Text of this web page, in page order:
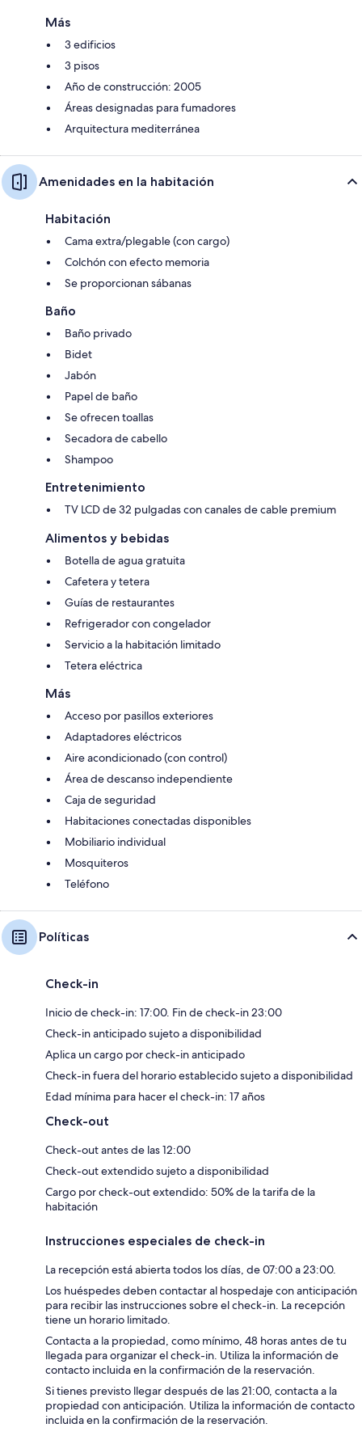
Más
3 edificios
3 pisos
Año de construcción: 2005
Áreas designadas para fumadores
Arquitectura mediterránea
Amenidades en la habitación
Habitación
Cama extra/plegable (con cargo)
Colchón con efecto memoria
Se proporcionan sábanas
Baño
Baño privado
Bidet
Jabón
Papel de baño
Se ofrecen toallas
Secadora de cabello
Shampoo
Entretenimiento
TV LCD de 32 pulgadas con canales de cable premium
Alimentos y bebidas
Botella de agua gratuita
Cafetera y tetera
Guías de restaurantes
Refrigerador con congelador
Servicio a la habitación limitado
Tetera eléctrica
Más
Acceso por pasillos exteriores
Adaptadores eléctricos
Aire acondicionado (con control)
Área de descanso independiente
Caja de seguridad
Habitaciones conectadas disponibles
Mobiliario individual
Mosquiteros
Teléfono
Políticas
Check-in
Inicio de check-in: 17:00. Fin de check-in 23:00
Check-in anticipado sujeto a disponibilidad
Aplica un cargo por check-in anticipado
Check-in fuera del horario establecido sujeto a disponibilidad
Edad mínima para hacer el check-in: 17 años
Check-out
Check-out antes de las 12:00
Check-out extendido sujeto a disponibilidad
Cargo por check-out extendido: 50% de la tarifa de la
habitación
Instrucciones especiales de check-in
La recepción está abierta todos los días, de 07:00 a 23:00.
Los huéspedes deben contactar al hospedaje con anticipación
para recibir las instrucciones sobre el check-in. La recepción
tiene un horario limitado.
Contacta a la propiedad, como mínimo, 48 horas antes de tu
llegada para organizar el check-in. Utiliza la información de
contacto incluida en la confirmación de la reservación.
Si tienes previsto llegar después de las 21:00, contacta a la
propiedad con anticipación. Utiliza la información de contacto
incluida en la confirmación de la reservación.